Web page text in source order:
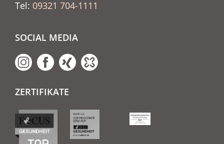
Tel: 09321 704-1111
SOCIAL MEDIA
ZERTIFIKATE